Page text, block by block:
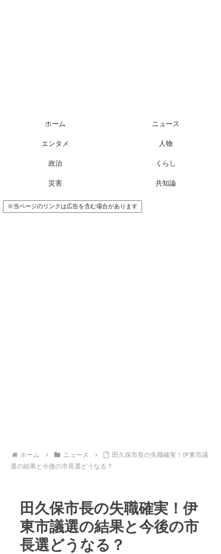
ホーム ニュース
エンタメ 人物
政治 くらし
災害 共知論
※当ページのリンクは広告を含む場合があります
ホーム ニュース
田久保市長の失職確実！伊東市議
選の結果と今後の市長選どうなる？
田久保市長の失職確実！伊
東市議選の結果と今後の市
長選どうなる？